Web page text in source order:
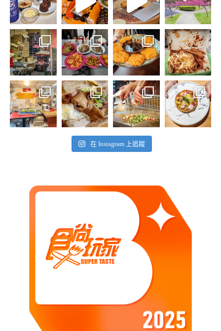
在 Instagram 上追蹤